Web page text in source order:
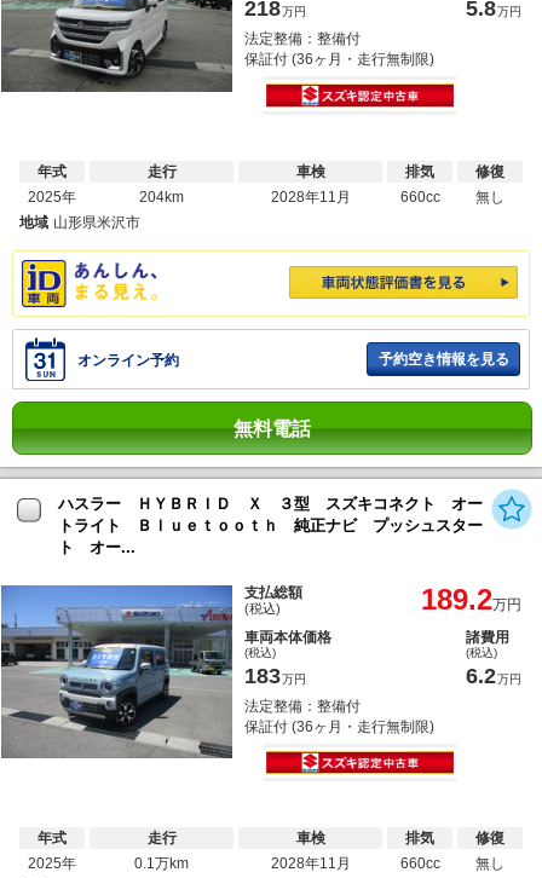
218万円 5.8万円
法定整備：整備付
保証付 (36ヶ月・走行無制限)
年式
2025年
走行
204km
車検
2028年11月
排気
660cc
修復
無し
地域 山形県米沢市
オンライン予約 予約空き情報を見る
無料電話
ハスラー ＨＹＢＲＩＤ Ｘ ３型 スズキコネクト オー
トライト Ｂｌｕｅｔｏｏｔｈ 純正ナビ プッシュスター
ト オー...
支払総額
(税込) 189.2万円
車両本体価格
(税込)
183万円
諸費用
(税込)
6.2万円
法定整備：整備付
保証付 (36ヶ月・走行無制限)
年式
2025年
走行
0.1万km
車検
2028年11月
排気
660cc
修復
無し